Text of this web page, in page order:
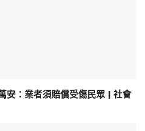
：業者須賠償受傷民眾 | 社會